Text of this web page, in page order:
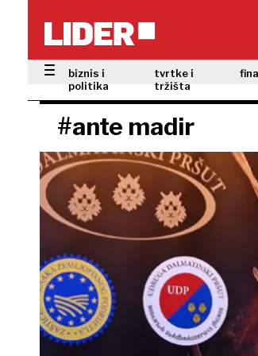
biznis i
politika
tvrtke i
tržišta
#ante madir